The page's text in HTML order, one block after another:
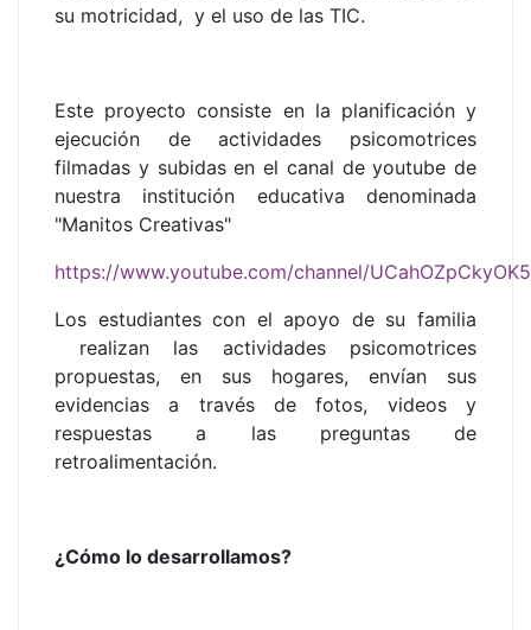
su motricidad, y el uso de las TIC.
Este proyecto consiste en la planificación y
ejecución de actividades psicomotrices
filmadas y subidas en el canal de youtube de
nuestra institución educativa denominada
"Manitos Creativas"
https://www.youtube.com/channel/
Los estudiantes con el apoyo de su familia
realizan las actividades psicomotrices
propuestas, en sus hogares, envían sus
evidencias a través de fotos, videos y
respuestas a las preguntas de
retroalimentación.
¿Cómo lo desarrollamos?